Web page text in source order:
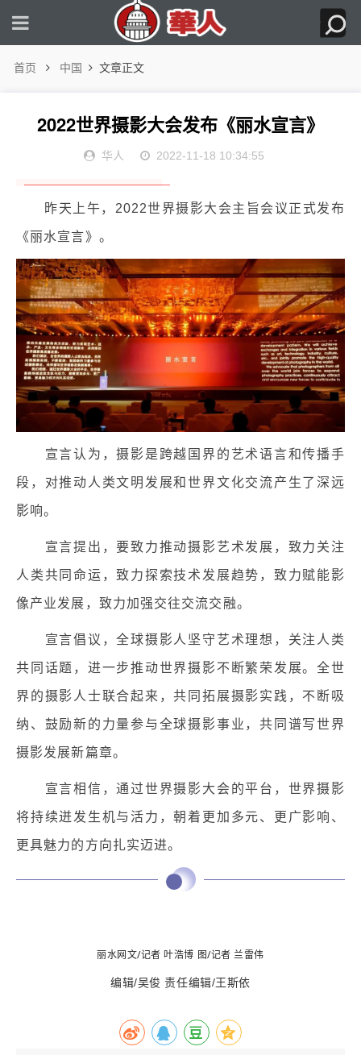
首页 中国 文章正文
2022世界摄影大会发布《丽水宣言》
华人 2022-11-18 10:34:55
昨天上午，2022世界摄影大会主旨会议正式发布
《丽水宣言》。
宣言认为，摄影是跨越国界的艺术语言和传播手
段，对推动人类文明发展和世界文化交流产生了深远
影响。
宣言提出，要致力推动摄影艺术发展，致力关注
人类共同命运，致力探索技术发展趋势，致力赋能影
像产业发展，致力加强交往交流交融。
宣言倡议，全球摄影人坚守艺术理想，关注人类
共同话题，进一步推动世界摄影不断繁荣发展。全世
界的摄影人士联合起来，共同拓展摄影实践，不断吸
纳、鼓励新的力量参与全球摄影事业，共同谱写世界
摄影发展新篇章。
宣言相信，通过世界摄影大会的平台，世界摄影
将持续迸发生机与活力，朝着更加多元、更广影响、
更具魅力的方向扎实迈进。
丽水网文/记者 叶浩博 图/记者 兰雷伟
编辑/吴俊 责任编辑/王斯依